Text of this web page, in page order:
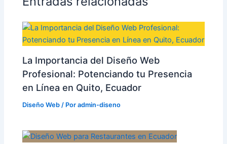
La Importancia del Diseño Web
Profesional: Potenciando tu Presencia
en Línea en Quito, Ecuador
Diseño Web / Poradmin-diseno